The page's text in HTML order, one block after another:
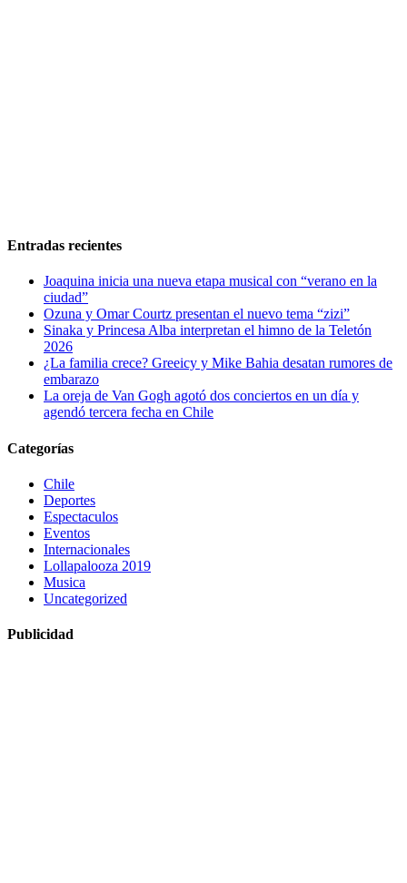
Entradas recientes
Joaquina inicia una nueva etapa musical con “verano en la
ciudad”
Ozuna y Omar Courtz presentan el nuevo tema “zizi”
Sinaka y Princesa Alba interpretan el himno de la Teletón
2026
¿La familia crece? Greeicy y Mike Bahia desatan rumores de
embarazo
La oreja de Van Gogh agotó dos conciertos en un día y
agendó tercera fecha en Chile
Categorías
Chile
Deportes
Espectaculos
Eventos
Internacionales
Lollapalooza 2019
Musica
Uncategorized
Publicidad